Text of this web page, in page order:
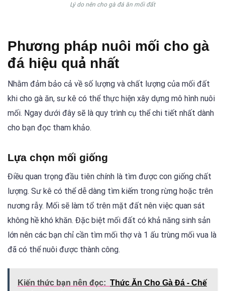
Lý do nên cho gà đá ăn mối đất
Phương pháp nuôi mối cho gà
đá hiệu quả nhất
Nhằm đảm bảo cả về số lượng và chất lượng của mối đất
khi cho gà ăn, sư kê có thể thực hiện xây dựng mô hình nuôi
mối. Ngay dưới đây sẽ là quy trình cụ thể chi tiết nhất dành
cho bạn đọc tham khảo.
Lựa chọn mối giống
Điều quan trọng đầu tiên chính là tìm được con giống chất
lượng. Sư kê có thể dễ dàng tìm kiếm trong rừng hoặc trên
nương rẫy. Mối sẽ làm tổ trên mặt đất nên việc quan sát
không hề khó khăn. Đặc biệt mối đất có khả năng sinh sản
lớn nên các bạn chỉ cần tìm mối thợ và 1 ấu trùng mối vua là
đã có thể nuôi được thành công.
Kiến thức bạn nên đọc: Thức Ăn Cho Gà Đá - Chế